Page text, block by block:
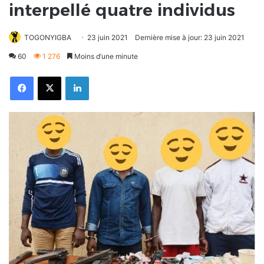
interpellé quatre individus
TOGONYIGBA 23 juin 2021 Dernière mise à jour: 23 juin 2021
60 1 276 Moins d’une minute
FacebookX Linkedin